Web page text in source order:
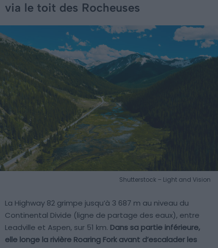
via le toit des Rocheuses
Shutterstock – Light and Vision
La Highway 82 grimpe jusqu’à 3 687 m au niveau du
Continental Divide (ligne de partage des eaux), entre
Leadville et Aspen, sur 51 km. Dans sa partie inférieure,
elle longe la rivière Roaring Fork avant d’escalader les